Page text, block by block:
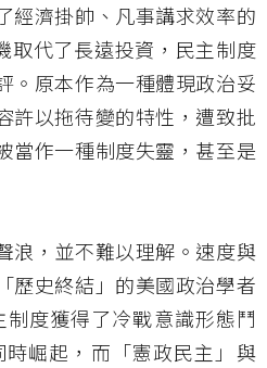
經濟掛帥、凡事講求效率的
取代了長遠投資，民主制度
。原本作為一種體現政治妥
許以拖待變的特性，遭致批
當作一種制度失靈，甚至是
浪，並不難以理解。速度與
歷史終結」的美國政治學者
度獲得了冷戰意識形態鬥
崛起，而「憲政民主」與